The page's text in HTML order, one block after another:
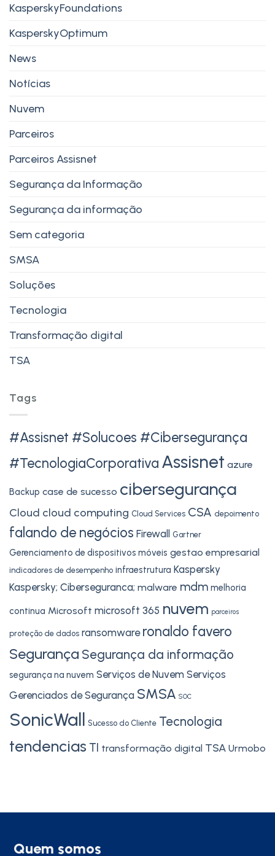
KasperskyFoundations
KasperskyOptimum
News
Notícias
Nuvem
Parceiros
Parceiros Assisnet
Segurança da Informação
Segurança da informação
Sem categoria
SMSA
Soluções
Tecnologia
Transformação digital
TSA
Tags
#Assisnet #Solucoes #Cibersegurança
#TecnologiaCorporativa Assisnet azure
Backup case de sucesso cibersegurança
Cloud cloud computing Cloud Services CSA depoimento
falando de negócios Firewall Gartner
Gerenciamento de dispositivos móveis gestao empresarial
indicadores de desempenho infraestrutura Kaspersky
Kaspersky; Ciberseguranca; malware mdm melhoria
continua Microsoft microsoft 365 nuvem parceiros
proteção de dados ransomware ronaldo favero
Segurança Segurança da informação
segurança na nuvem Serviços de Nuvem Serviços
Gerenciados de Segurança SMSA SOC
SonicWall Sucesso do Cliente Tecnologia
tendencias TI transformação digital TSA Urmobo
Quem somos